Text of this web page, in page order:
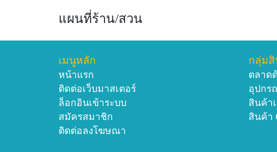
แผนที่ร้าน/สวน
เมนูหลัก
หน้าแรก
ติดต่อเว็บมาสเตอร์
ล็อกอินเข้าระบบ
สมัครสมาชิก
ติดต่อลงโฆษณา
กลุ่มสิ
ตลาด
อุปกร
สินค้า
สินค้า